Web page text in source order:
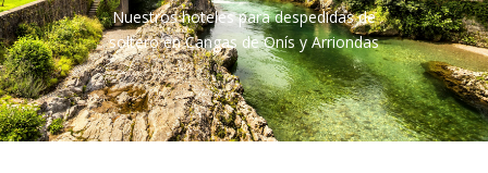
Nuestros hoteles para despedidas de
soltero en Cangas de Onís y Arriondas